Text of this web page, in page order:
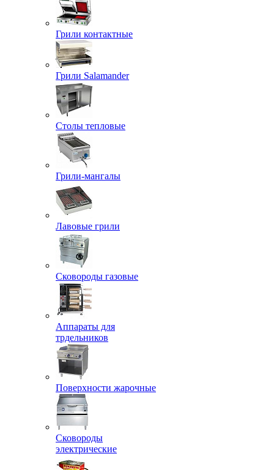
Грили контактные
Грили Salamander
Столы тепловые
Грили-мангалы
Лавовые грили
Сковороды газовые
Аппараты для
трдельников
Поверхности жарочные
Сковороды
электрические